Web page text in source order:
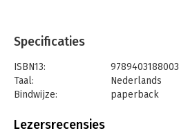
Specificaties
ISBN13:
9789403188003
Taal:
Nederlands
Bindwijze:
paperback
Uitgever:
Lezersrecensies